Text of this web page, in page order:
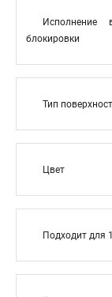
блокировки
Тип
Цвет
Подходит для